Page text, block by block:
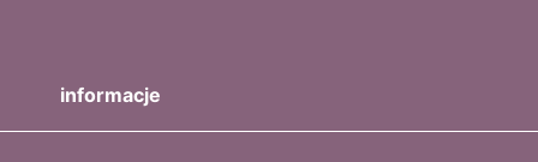
informacje